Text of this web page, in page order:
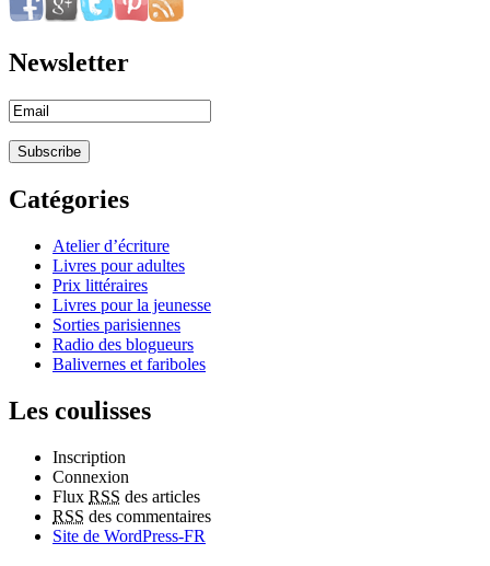
Newsletter
Catégories
Atelier d’écriture
Livres pour adultes
Prix littéraires
Livres pour la jeunesse
Sorties parisiennes
Radio des blogueurs
Balivernes et fariboles
Les coulisses
Inscription
Connexion
Flux RSS des articles
RSS des commentaires
Site de WordPress-FR